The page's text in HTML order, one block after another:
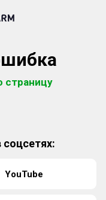
страницу
соцсетях:
YouTube